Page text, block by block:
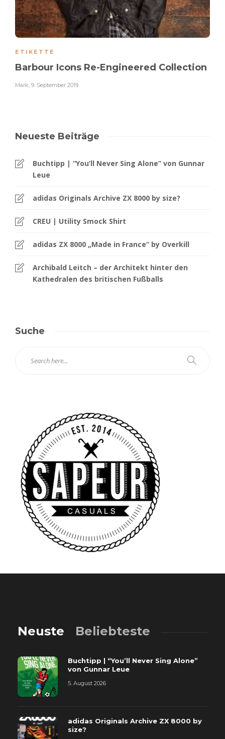
ETIKETTE
Barbour Icons Re-Engineered Collection
Mark, 9. September 2019
Neueste Beiträge
Buchtipp | “You’ll Never Sing Alone” von Gunnar
Leue
adidas Originals Archive ZX 8000 by size?
CREU | Utility Smock Shirt
adidas ZX 8000 „Made in France“ by Overkill
Archibald Leitch – der Architekt hinter den
Kathedralen des britischen Fußballs
Suche
Neuste Beliebteste
Buchtipp | “You’ll Never Sing Alone”
von Gunnar Leue
5. August 2026
adidas Originals Archive ZX 8000 by
size?